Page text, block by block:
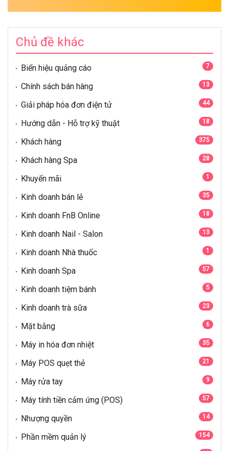
Chủ đề khác
Biển hiệu quảng cáo 7
Chính sách bán hàng 13
Giải pháp hóa đơn điện tử 44
Hướng dẫn - Hỗ trợ kỹ thuật 18
Khách hàng 375
Khách hàng Spa 28
Khuyến mãi 1
Kinh doanh bán lẻ 35
Kinh doanh FnB Online 18
Kinh doanh Nail - Salon 13
Kinh doanh Nhà thuốc 1
Kinh doanh Spa 57
Kinh doanh tiệm bánh 5
Kinh doanh trà sữa 23
Mặt bằng 6
Máy in hóa đơn nhiệt 35
Máy POS quẹt thẻ 21
Máy rửa tay 9
Máy tính tiền cảm ứng (POS) 57
Nhượng quyền 14
Phần mềm quản lý 154